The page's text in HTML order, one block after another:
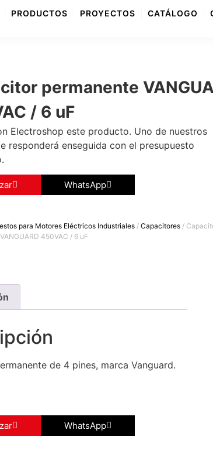
PRODUCTOS PROYECTOS CATÁLOGO
permanente
/ 6 uF
Electroshop este producto. Uno de nuestros
responderá enseguida con el presupuesto
WhatsApp
para Motores Eléctricos Industriales / Capacitores /
450VAC / 6 uF
de 4 pines, marca Vanguard.
WhatsApp